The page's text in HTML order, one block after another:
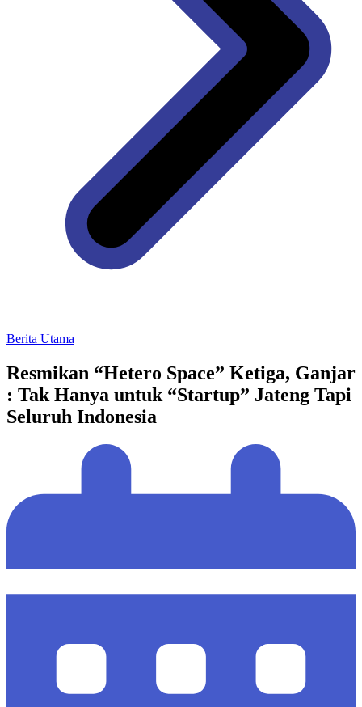
Berita Utama
Resmikan “Hetero Space” Ketiga, Ganjar
: Tak Hanya untuk “Startup” Jateng Tapi
Seluruh Indonesia